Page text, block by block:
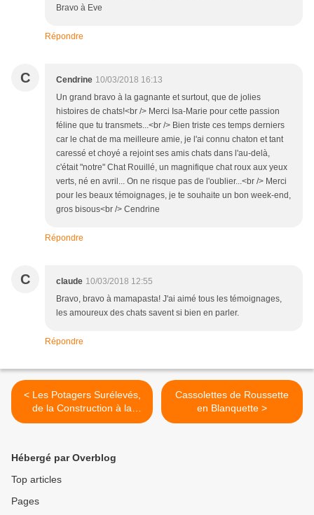
Bravo à Eve
Répondre
C Cendrine 10/03/2018 16:13
Un grand bravo à la gagnante et surtout, que de jolies
histoires de chats!<br /> Merci Isa-Marie pour cette passion
féline que tu transmets...<br /> Bien triste ces temps derniers
car le chat de ma meilleure amie, je l'ai connu chaton et tant
caressé et choyé a rejoint ses amis chats dans l'au-delà,
c'était "notre" Chat Rouillé, un magnifique chat roux aux yeux
verts, né en avril... On ne risque pas de l'oublier...<br /> Merci
pour les beaux témoignages, je te souhaite un bon week-end,
gros bisous<br /> Cendrine
Répondre
C claude 10/03/2018 12:55
Bravo, bravo à mamapasta! J'ai aimé tous les témoignages,
les amoureux des chats savent si bien en parler.
Répondre
< Les Potagers Surélevés,
de la Construction à la
Plantation
Cassolettes de Roussette
en Blanquette >
Hébergé par Overblog
Top articles
Pages